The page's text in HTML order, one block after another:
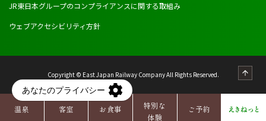
温泉 客室 お食事
特別な
体験
ご予約 えきねっと
JR東日本グループのコンプライアンスに関する取組み
ウェブアクセシビリティ方針
Copyright © East Japan Railway Company All Rights Reserved.